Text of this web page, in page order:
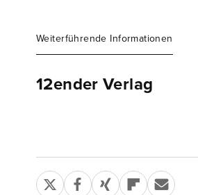
Weiterführende Informationen
12ender Verlag